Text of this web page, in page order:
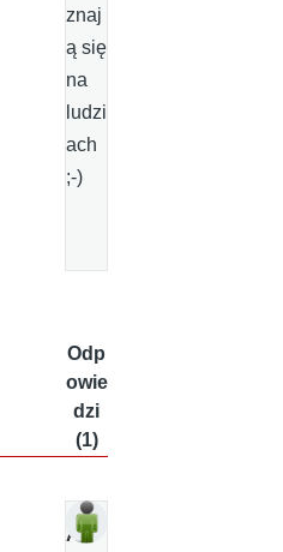
znaj
ą się
na
ludzi
ach
;-)
Odp
owie
dzi
(1)
A